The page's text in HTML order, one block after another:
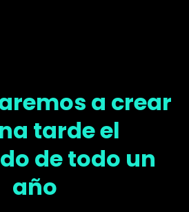
a crear
tarde el
de todo un
año